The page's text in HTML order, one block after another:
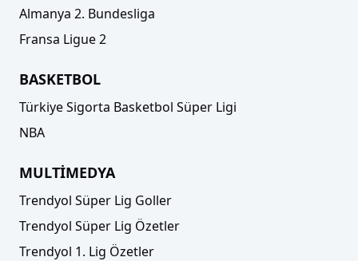
Almanya 2. Bundesliga
Fransa Ligue 2
BASKETBOL
Türkiye Sigorta Basketbol Süper Ligi
NBA
MULTİMEDYA
Trendyol Süper Lig Goller
Trendyol Süper Lig Özetler
Trendyol 1. Lig Özetler